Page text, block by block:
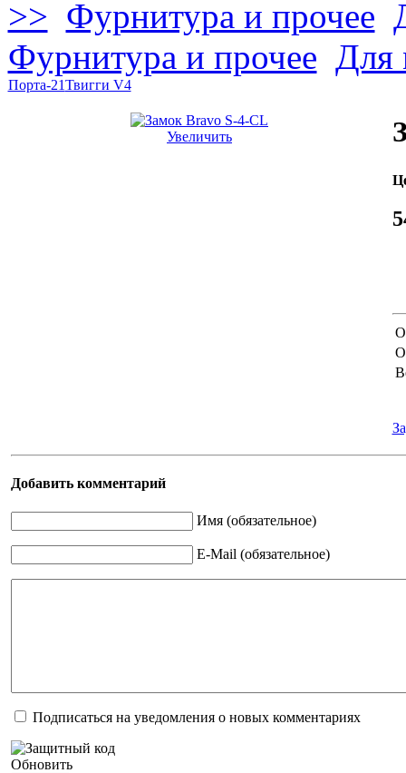
>> Фурнитура и прочее
Фурнитура и прочее Для
Порта-21Твигги V4
Увеличить
Добавить комментарий
Имя (обязательное)
E-Mail (обязательное)
Подписаться на уведомления о новых комментариях
Обновить